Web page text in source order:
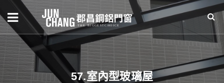
57.室內型玻璃屋